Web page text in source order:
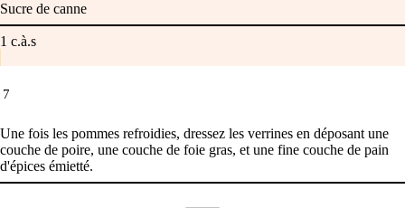
Sucre de canne
1 c.à.s
7
Une fois les pommes refroidies, dressez les verrines en déposant une
couche de poire, une couche de foie gras, et une fine couche de pain
d'épices émietté.